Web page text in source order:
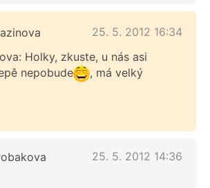
25. 5. 2012 16:34
Holky, zkuste, u nás asi
nepobude
, má velký
25. 5. 2012 14:36